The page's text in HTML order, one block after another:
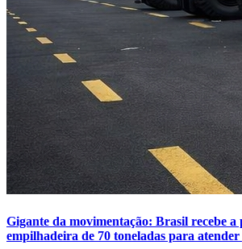
Gigante da movimentação: Brasil recebe a
empilhadeira de 70 toneladas para